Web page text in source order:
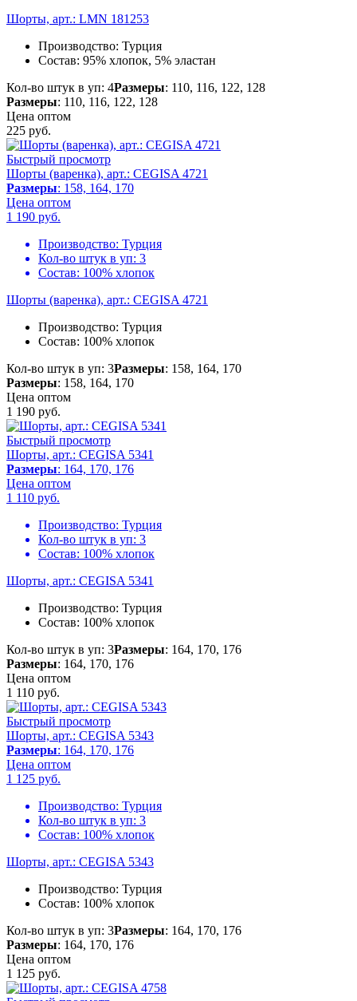
Шорты, арт.: LMN 181253
Производство: Турция
Состав: 95% хлопок, 5% эластан
Кол-во штук в уп: 4Размеры: 110, 116, 122, 128
Размеры: 110, 116, 122, 128
Цена оптом
225 руб.
Быстрый просмотр
Шорты (варенка), арт.: CEGISA 4721
Размеры: 158, 164, 170
Цена оптом
1 190 руб.
Производство: Турция
Кол-во штук в уп: 3
Состав: 100% хлопок
Шорты (варенка), арт.: CEGISA 4721
Производство: Турция
Состав: 100% хлопок
Кол-во штук в уп: 3Размеры: 158, 164, 170
Размеры: 158, 164, 170
Цена оптом
1 190 руб.
Быстрый просмотр
Шорты, арт.: CEGISA 5341
Размеры: 164, 170, 176
Цена оптом
1 110 руб.
Производство: Турция
Кол-во штук в уп: 3
Состав: 100% хлопок
Шорты, арт.: CEGISA 5341
Производство: Турция
Состав: 100% хлопок
Кол-во штук в уп: 3Размеры: 164, 170, 176
Размеры: 164, 170, 176
Цена оптом
1 110 руб.
Быстрый просмотр
Шорты, арт.: CEGISA 5343
Размеры: 164, 170, 176
Цена оптом
1 125 руб.
Производство: Турция
Кол-во штук в уп: 3
Состав: 100% хлопок
Шорты, арт.: CEGISA 5343
Производство: Турция
Состав: 100% хлопок
Кол-во штук в уп: 3Размеры: 164, 170, 176
Размеры: 164, 170, 176
Цена оптом
1 125 руб.